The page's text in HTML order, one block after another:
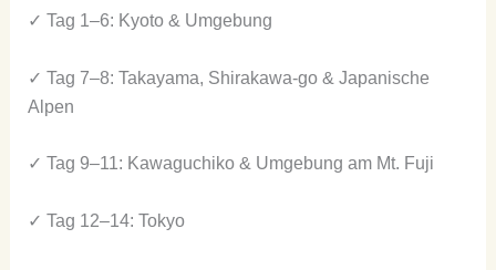
✓ Tag 1–6: Kyoto & Umgebung
✓ Tag 7–8: Takayama, Shirakawa-go & Japanische
Alpen
✓ Tag 9–11: Kawaguchiko & Umgebung am Mt. Fuji
✓ Tag 12–14: Tokyo